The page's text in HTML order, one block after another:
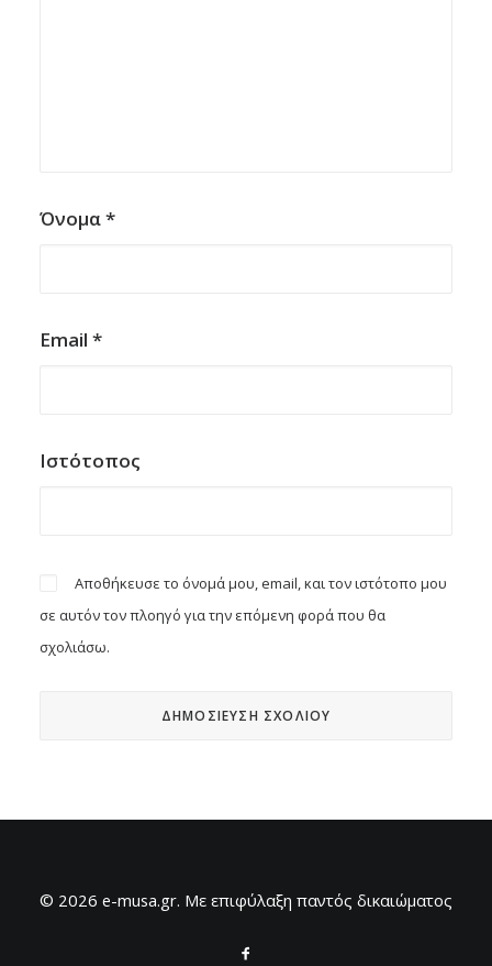
Όνομα*
Email *
Ιστότοπος
Αποθήκευσε το όνομά μου, email, και τον ιστότοπο μου
σε αυτόν τον πλοηγό για την επόμενη φορά που θα
σχολιάσω.
© 2026 e-musa.gr. Mε επιφύλαξη παντός δικαιώματος